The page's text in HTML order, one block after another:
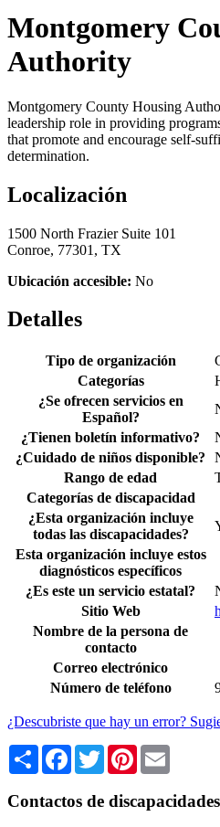
Montgomery
Authority
Montgomery County Housing
leadership role in providing
that promote and encourage self-
determination.
Localización
1500 North Frazier Suite 101
Conroe, 77301, TX
Ubicación accesible: No
Detalles
Tipo de organización
Categorías
¿Se ofrecen servicios en
Español?
¿Tienen boletín informativo?
¿Cuidado de niños disponible?
Rango de edad
Categorías de discapacidad
¿Esta organización incluye
todas las discapacidades?
Esta organización incluye estos
diagnósticos específicos
¿Es este un servicio estatal?
Sitio Web
Nombre de la persona de
contacto
Correo electrónico
Número de teléfono
¿Descubriste que hay un error?
Share Facebook
TwitterPinterest
Contactos de